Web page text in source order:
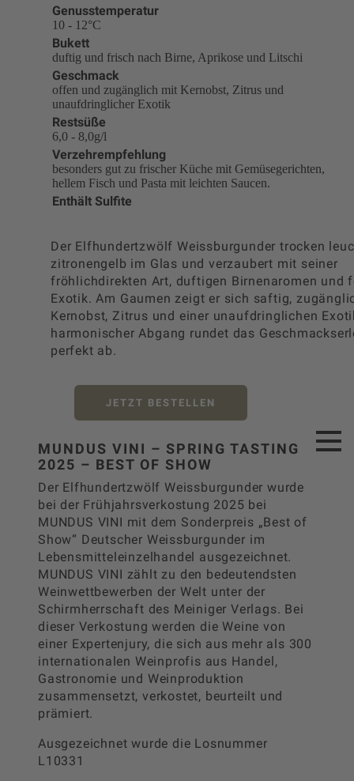
Genusstemperatur
10 - 12°C
Bukett
duftig und frisch nach Birne, Aprikose und Litschi
Geschmack
offen und zugänglich mit Kernobst, Zitrus und
unaufdringlicher Exotik
Restsüße
6,0 - 8,0g/l
Verzehrempfehlung
besonders gut zu frischer Küche mit Gemüsegerichten,
hellem Fisch und Pasta mit leichten Saucen.
Enthält Sulfite
Der Elfhundertzwölf Weissburgunder trocken
zitronengelb im Glas und verzaubert mit seiner
fröhlichdirekten Art, duftigen Birnenaromen und
Exotik. Am Gaumen zeigt er sich saftig,
Kernobst, Zitrus und einer unaufdringlichen
harmonischer Abgang rundet das
perfekt ab.
JETZT BESTELLEN
MUNDUS VINI – SPRING TASTING
2025 – BEST OF SHOW
Der Elfhundertzwölf Weissburgunder wurde
bei der Frühjahrsverkostung 2025 bei
MUNDUS VINI mit dem Sonderpreis „Best of
Show“ Deutscher Weissburgunder im
Lebensmitteleinzelhandel ausgezeichnet.
MUNDUS VINI zählt zu den bedeutendsten
Weinwettbewerben der Welt unter der
Schirmherrschaft des Meiniger Verlags. Bei
dieser Verkostung werden die Weine von
einer Expertenjury, die sich aus mehr als 300
internationalen Weinprofis aus Handel,
Gastronomie und Weinproduktion
zusammensetzt, verkostet, beurteilt und
prämiert.
Ausgezeichnet wurde die Losnummer
L10331